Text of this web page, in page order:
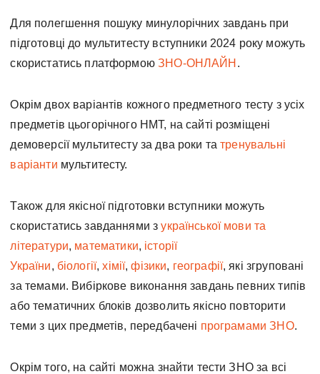
Для полегшення пошуку минулорічних завдань при
підготовці до мультитесту вступники 2024 року можуть
скористатись платформоюЗНО-ОНЛАЙН .
Окрім двох варіантів кожного предметного тесту з усіх
предметів цьогорічного НМТ, на сайті розміщені
демоверсії мультитесту за два роки татренувальні
варіанти мультитесту.
Також для якісної підготовки вступники можуть
скористатись завданнями зукраїнської мови та
літератури, математики, історії
України, біології,хімії,фізики, географії, які згруповані
за темами. Вибіркове виконання завдань певних типів
або тематичних блоків дозволить якісно повторити
теми з цих предметів, передбачені програмами ЗНО.
Окрім того, на сайті можна знайти тести ЗНО за всі